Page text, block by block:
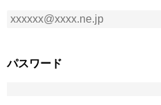
パスワード